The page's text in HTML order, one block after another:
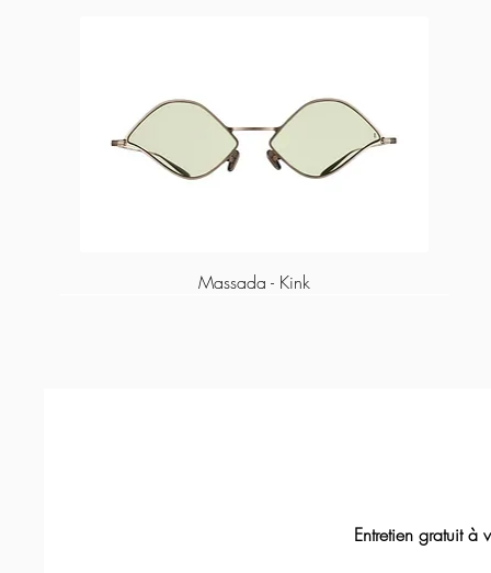
Massada - Kink
Entretien gratuit à